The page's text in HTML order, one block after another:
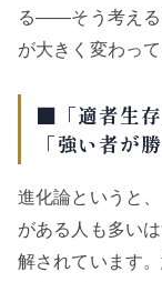
る——そう考える
が大きく変わっ
■「適者生
「強い者が
進化論というと、
がある人も多い
解されています